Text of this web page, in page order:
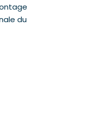
du